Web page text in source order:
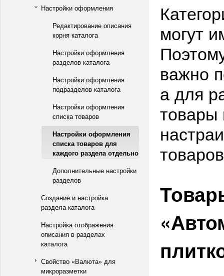
Настройки оформления
Редактирование описания
корня каталога
Настройки оформления
разделов каталога
Настройки оформления
подразделов каталога
Настройки оформления
списка товаров
Настройки оформления
списка товаров для
каждого раздела отдельно
Дополнительные настройки
разделов
Создание и настройка
раздела каталога
Настройка отображения
описания в разделах
каталога
Свойство «Валюта» для
микроразметки
могут
важно
а для
товары